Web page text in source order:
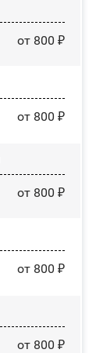
от 800 ₽
от 800 ₽
от 800 ₽
от 800 ₽
от 800 ₽